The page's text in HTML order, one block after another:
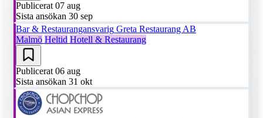
Publicerat 07 aug
Sista ansökan 30 sep
Bar & Restaurangansvarig Greta Restaurang AB
Malmö Heltid Hotell & Restaurang
Publicerat 06 aug
Sista ansökan 31 okt